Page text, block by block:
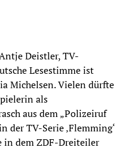
Deistler, TV-
Lesestimme ist
Michelsen. Vielen dürfte
als
aus dem „Polizeiruf
der TV-Serie ‚Flemming‘
in dem ZDF-Dreiteiler